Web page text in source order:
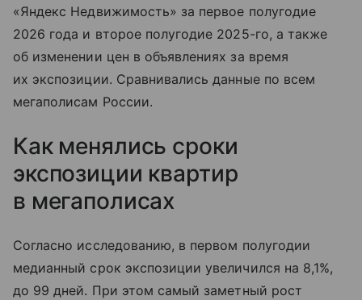
«Яндекс Недвижимость» за первое полугодие
2026 года и второе полугодие 2025-го, а также
об изменении цен в объявлениях за время
их экспозиции. Сравнивались данные по всем
мегаполисам России.
Как менялись сроки
экспозиции квартир
в мегаполисах
Согласно исследованию, в первом полугодии
медианный срок экспозиции увеличился на 8,1%,
до 99 дней. При этом самый заметный рост